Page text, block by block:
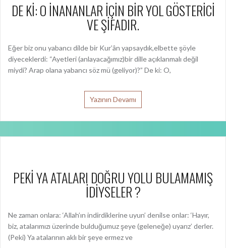
DE Kİ: O İNANANLAR İÇİN BİR YOL GÖSTERİCİ
VE ŞİFADIR.
Eğer biz onu yabancı dilde bir Kur’ân yapsaydık,elbette şöyle
diyeceklerdi: “Ayetleri (anlayacağımız)bir dille açıklanmalı değil
miydi? Arap olana yabancı söz mü (geliyor)?” De ki: O,
Yazının Devamı
PEKİ YA ATALARI DOĞRU YOLU BULAMAMIŞ
İDİYSELER ?
Ne zaman onlara: ‘Allah’ın indirdiklerine uyun’ denilse onlar: ‘Hayır,
biz, atalarımızı üzerinde bulduğumuz şeye (geleneğe) uyarız’ derler.
(Peki) Ya atalarının aklı bir şeye ermez ve